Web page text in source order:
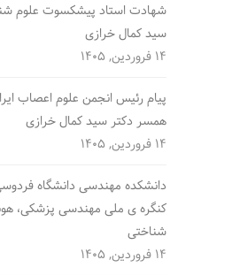
شهادت استاد پیشکسوت علوم
سید کمال خرازی
14 فروردین, 1405
پیام رئیس انجمن علوم اعصاب
همسر دکتر سید کمال خرازی
14 فروردین, 1405
دانشکده مهندسی دانشگاه
کنگره ی ملی مهندسی پزشکی،
شناختی
14 فروردین, 1405